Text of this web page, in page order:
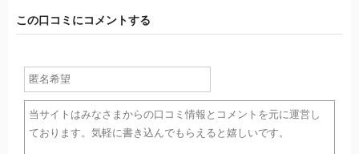
この口コミにコメントする